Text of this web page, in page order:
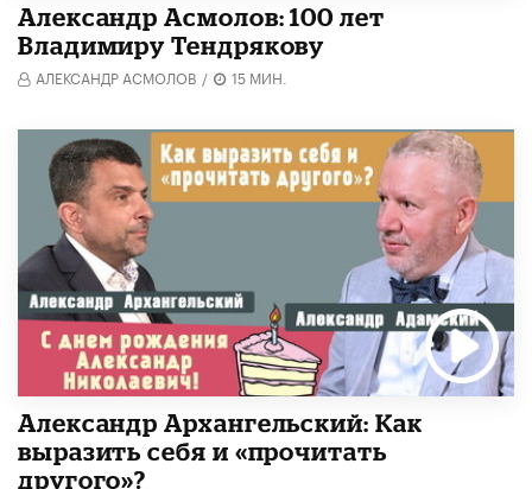
Александр Асмолов: 100 лет
Владимиру Тендрякову
АЛЕКСАНДР АСМОЛОВ / 15 МИН.
Александр Архангельский: Как
выразить себя и «прочитать
другого»?